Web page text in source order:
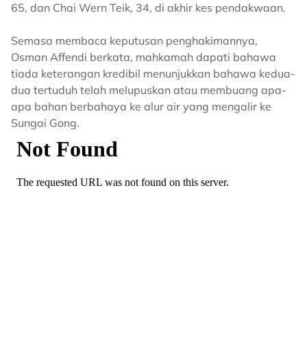
65, dan Chai Wern Teik, 34, di akhir kes pendakwaan.
Semasa membaca keputusan penghakimannya,
Osman Affendi berkata, mahkamah dapati bahawa
tiada keterangan kredibil menunjukkan bahawa kedua-
dua tertuduh telah melupuskan atau membuang apa-
apa bahan berbahaya ke alur air yang mengalir ke
Sungai Gong.